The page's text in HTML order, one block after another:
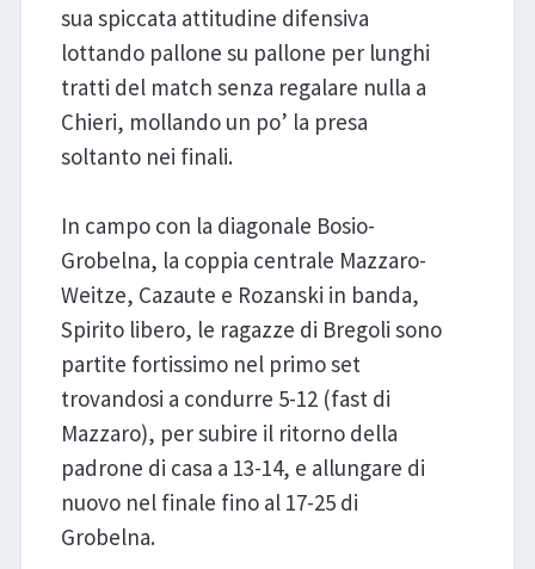
sua spiccata attitudine difensiva
lottando pallone su pallone per lunghi
tratti del match senza regalare nulla a
Chieri, mollando un po’ la presa
soltanto nei finali.
In campo con la diagonale Bosio-
Grobelna, la coppia centrale Mazzaro-
Weitze, Cazaute e Rozanski in banda,
Spirito libero, le ragazze di Bregoli sono
partite fortissimo nel primo set
trovandosi a condurre 5-12 (fast di
Mazzaro), per subire il ritorno della
padrone di casa a 13-14, e allungare di
nuovo nel finale fino al 17-25 di
Grobelna.